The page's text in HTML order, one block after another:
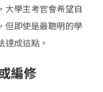
大學主考官會希望自
但即使是最聰明的學
達成這點。
編修